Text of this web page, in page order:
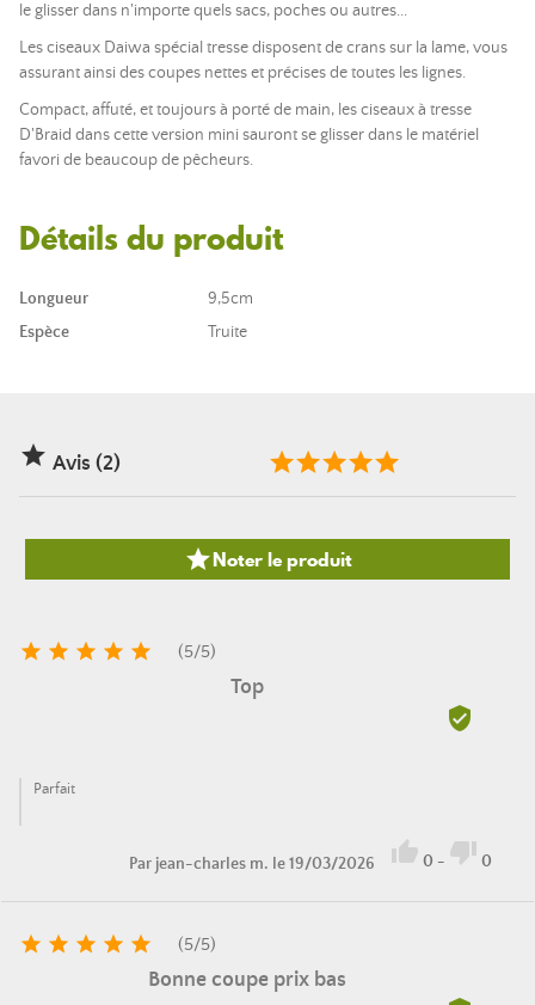
le glisser dans n'importe quels sacs, poches ou autres...
Les ciseaux Daiwa spécial tresse disposent de crans sur la lame, vous
assurant ainsi des coupes nettes et précises de toutes les lignes.
Compact, affuté, et toujours à porté de main, les ciseaux à tresse
D'Braid dans cette version mini sauront se glisser dans le matériel
favori de beaucoup de pêcheurs.
Détails du produit
Longueur
9,5cm
Espèce
Truite
 Avis (2)
Noter le produit
     (5/5)
Top

Parfait
Par jean-charles m. le 19/03/2026  0 -  0
     (5/5)
Bonne coupe prix bas